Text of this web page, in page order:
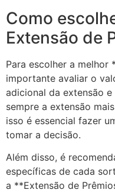
Como
Extensão de
Para escolher a melhor
importante avaliar o
adicional da extensão e
sempre a extensão
isso é essencial fazer
tomar a decisão.
Além disso, é
específicas de cada
a **Extensão de